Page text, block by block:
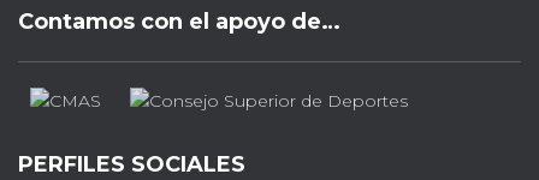
Contamos con el apoyo de…
PERFILES SOCIALES